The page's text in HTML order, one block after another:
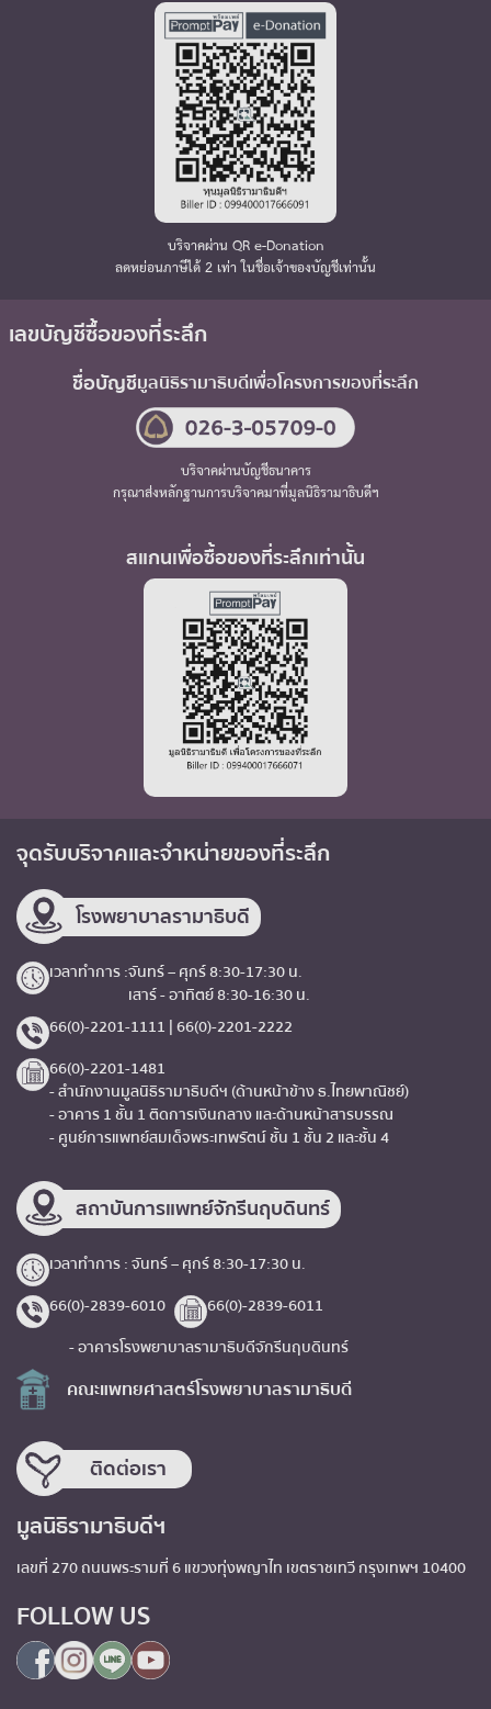
บริจาคผ่าน QR e-Donation
ลดหย่อนภาษีได้ 2 เท่า ในชื่อเจ้าของบัญชีเท่านั้น
เลขบัญชีซื้อของที่ระลึก
ชื่อบัญชีมูลนิธิรามาธิบดีเพื่อโครงการของที่ระลึก
บริจาคผ่านบัญชีธนาคาร
กรุณาส่งหลักฐานการบริจาคมาที่มูลนิธิรามาธิบดีฯ
สแกนเพื่อซื้อของที่ระลึกเท่านั้น
จุดรับบริจาคและจำหน่ายของที่ระลึก
โรงพยาบาลรามาธิบดี
เวลาทำการ :จันทร์ – ศุกร์ 8:30-17:30 น.
เสาร์ - อาทิตย์ 8:30-16:30 น.
66(0)-2201-1111 | 66(0)-2201-2222
66(0)-2201-1481
- สำนักงานมูลนิธิรามาธิบดีฯ (ด้านหน้าข้าง ธ.ไทยพาณิชย์)
- อาคาร 1 ชั้น 1 ติดการเงินกลาง และด้านหน้าสารบรรณ
- ศูนย์การแพทย์สมเด็จพระเทพรัตน์ ชั้น 1 ชั้น 2 และชั้น 4
สถาบันการแพทย์จักรีนฤบดินทร์
เวลาทำการ : จันทร์ – ศุกร์ 8:30-17:30 น.
66(0)-2839-6010
66(0)-2839-6011
- อาคารโรงพยาบาลรามาธิบดีจักรีนฤบดินทร์
คณะแพทยศาสตร์โรงพยาบาลรามาธิบดี
ติดต่อเรา
มูลนิธิรามาธิบดีฯ
เลขที่ 270 ถนนพระรามที่ 6 แขวงทุ่งพญาไท เขตราชเทวี กรุงเทพฯ 10400
FOLLOW US